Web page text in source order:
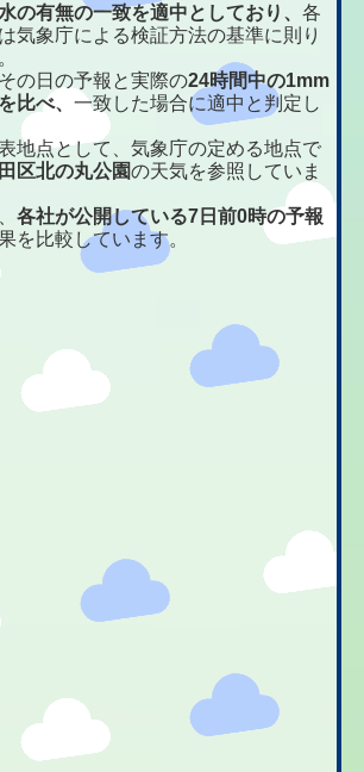
の有無の一致を適中としており、各
気象庁による検証方法の基準に則り
の日の予報と実際の24時間中の1mm
比べ、一致した場合に適中と判定し
地点として、気象庁の定める地点で
区北の丸公園の天気を参照していま
各社が公開している7日前0時の予報
を比較しています。